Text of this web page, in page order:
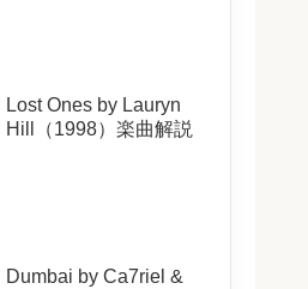
Lost Ones by Lauryn
Hill（1998）楽曲解説
Dumbai by Ca7riel &